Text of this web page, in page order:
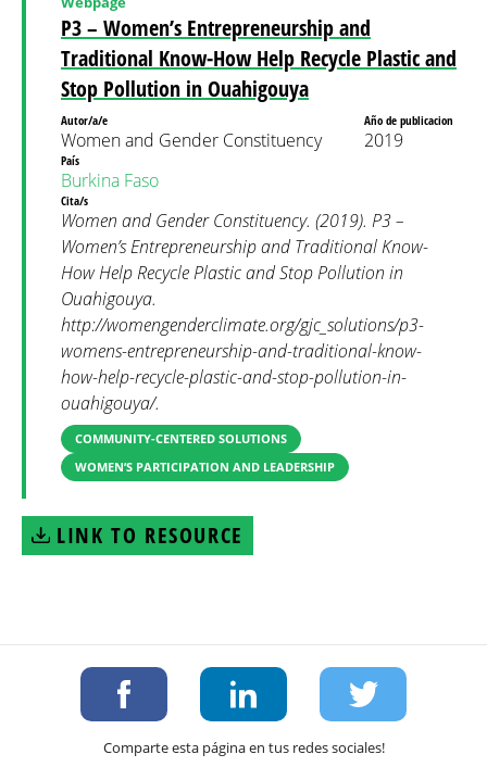
P3 – Women’s Entrepreneurship and
Traditional Know-How Help Recycle Plastic and
Stop Pollution in Ouahigouya
Autor/a/e
Women and Gender Constituency
Año de publicacion
2019
País
Burkina Faso
Cita/s
Women and Gender Constituency. (2019). P3 –
Women’s Entrepreneurship and Traditional Know-
How Help Recycle Plastic and Stop Pollution in
Ouahigouya.
http://womengenderclimate.org/gjc_solutions/p3-
womens-entrepreneurship-and-traditional-know-
how-help-recycle-plastic-and-stop-pollution-in-
ouahigouya/.
COMMUNITY-CENTERED SOLUTIONS
WOMEN’S PARTICIPATION AND LEADERSHIP
LINK TO RESOURCE
Comparte esta página en tus redes sociales!